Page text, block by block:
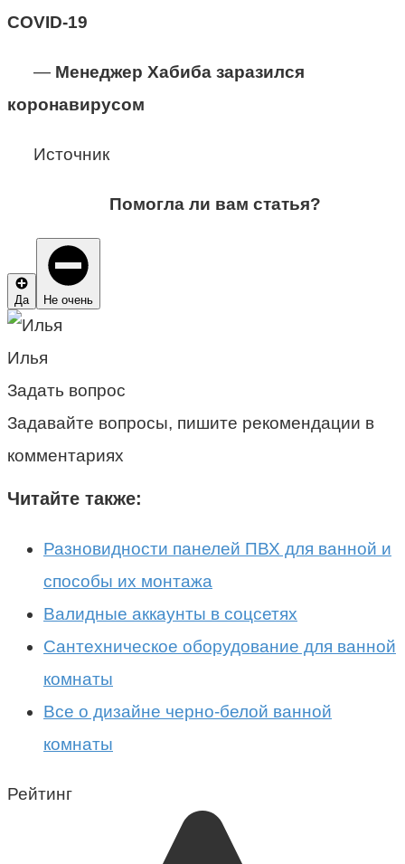
COVID-19
— Менеджер Хабиба заразился
коронавирусом
Источник
Помогла ли вам статья?
Да Не очень
Илья
Задать вопрос
Задавайте вопросы, пишите рекомендации в
комментариях
Читайте также:
Разновидности панелей ПВХ для ванной и
способы их монтажа
Валидные аккаунты в соцсетях
Сантехническое оборудование для ванной
комнаты
Все о дизайне черно-белой ванной
комнаты
Рейтинг